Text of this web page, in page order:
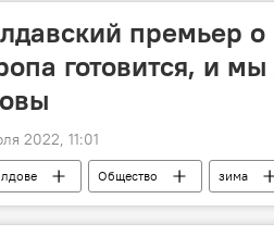
премьер
готовится, и
2022, 11:01
Общество зима